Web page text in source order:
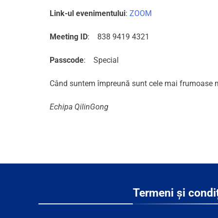
Link-ul evenimentului: ZOOM
Meeting ID: 838 9419 4321
Passcode: Special
Când suntem împreună sunt cele mai frumoase
Echipa QilinGong
Termeni și